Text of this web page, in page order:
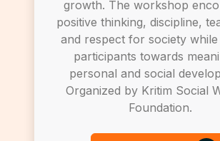
growth. The workshop
positive thinking, discipline,
and respect for society while
participants towards
personal and social
Organized by Kritim Social
Foundation.